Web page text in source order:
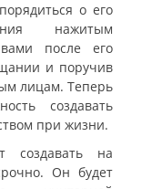
о его
нажитым
после его
и поручив
лицам. Теперь
создавать
при жизни.
создавать на
Он будет